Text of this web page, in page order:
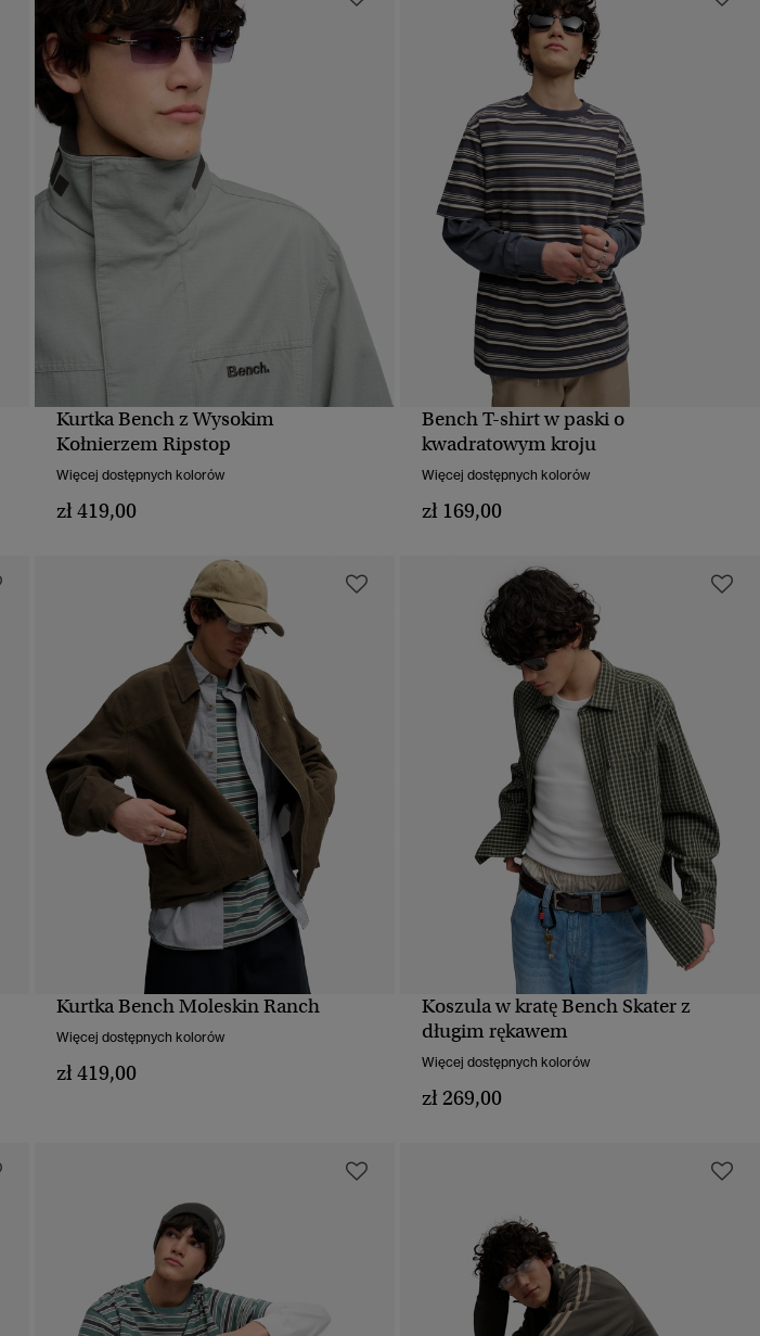
SZYBKI PODGLĄD
Kurtka Bench z Wysokim
Kołnierzem Ripstop
Więcej dostępnych kolorów
zł 419,00
SZYBKI PODGLĄD
Bench T-shirt w paski o
kwadratowym kroju
Więcej dostępnych kolorów
zł 169,00
Kurtka Bench Moleskin Ranch
Więcej dostępnych kolorów
zł 419,00
SZYBKI PODGLĄD
Koszula w kratę Bench Skater z
długim rękawem
Więcej dostępnych kolorów
zł 269,00